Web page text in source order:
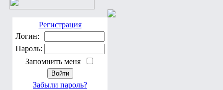
Регистрация
Логин:
Пароль:
Запомнить меня
Забыли пароль?